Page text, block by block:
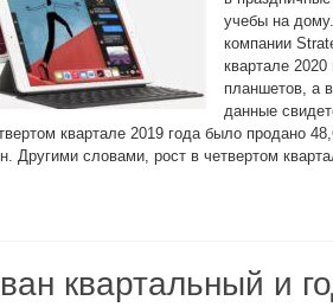
учебы на
компании
квартале
планшетов, а
данные
квартале 2019 года было продано
Другими словами, рост в четвертом
квартальный и